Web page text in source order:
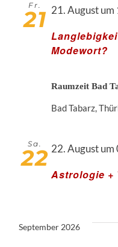
Fr.
21
Modewort?
21. August um
Raumzeit Bad
Bad Tabarz,
Sa.
22
Astrologie +
22. August um
September 2026